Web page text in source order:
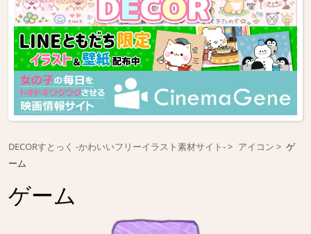
DECORすとっく -かわいいフリーイラスト素材サイト- アイコン
ゲ
ーム
ゲーム